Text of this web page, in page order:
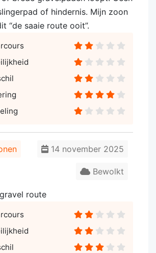
of hindernis. Mijn zoon
“de saaie route ooit”.
14 november 2025
Bewolkt
route